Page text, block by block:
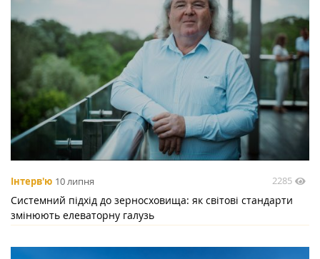
Інтерв'ю 10 липня 2285
Системний підхід до зерносховища: як світові стандарти
змінюють елеваторну галузь